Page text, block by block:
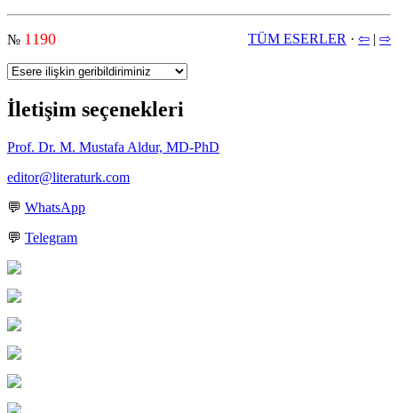
№ 1190 TÜM ESERLER · ⇦ | ⇨
İletişim seçenekleri
Prof. Dr. M. Mustafa Aldur, MD-PhD
editor@literaturk.com
💬 WhatsApp
💬 Telegram